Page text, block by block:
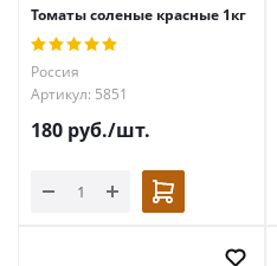
Томаты соленые красные 1кг
Россия
Артикул: 5851
180 руб./шт.